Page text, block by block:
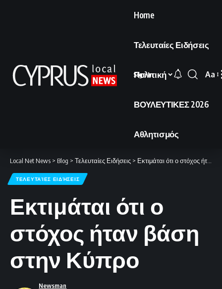
Home
Τελευταίες Ειδήσεις
Πολιτική
ΒΟΥΛΕΥΤΙΚΕΣ 2026
Αθλητισμός
Sign In
Font
Aa
Local Net News > Blog > Τελευταίες Ειδήσεις > Εκτιμάται ότι ο στόχος ήταν βάση στην Κύπρο
ΤΕΛΕΥΤΑΊΕΣ ΕΙΔΉΣΕΙΣ
Εκτιμάται ότι ο
στόχος ήταν βάση
στην Κύπρο
Newsman